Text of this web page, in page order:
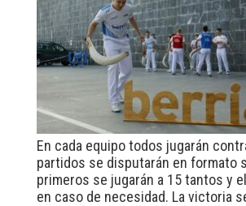
En cada equipo todos jugarán
partidos se disputarán en formato
primeros se jugarán a 15 tantos y
en caso de necesidad. La victoria